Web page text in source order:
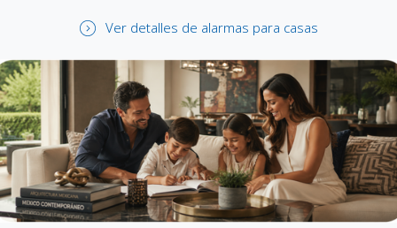
Ver detalles de alarmas para casas